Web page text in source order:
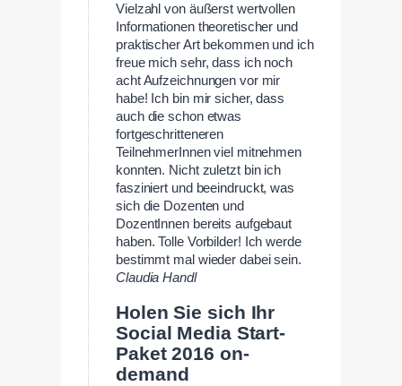
Vielzahl von äußerst wertvollen
Informationen theoretischer und
praktischer Art bekommen und ich
freue mich sehr, dass ich noch
acht Aufzeichnungen vor mir
habe! Ich bin mir sicher, dass
auch die schon etwas
fortgeschritteneren
TeilnehmerInnen viel mitnehmen
konnten. Nicht zuletzt bin ich
fasziniert und beeindruckt, was
sich die Dozenten und
DozentInnen bereits aufgebaut
haben. Tolle Vorbilder! Ich werde
bestimmt mal wieder dabei sein.
Claudia Handl
Holen Sie sich Ihr
Social Media Start-
Paket 2016 on-
demand